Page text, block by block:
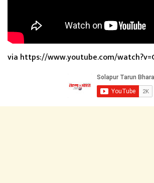
via https://www.youtube.com/